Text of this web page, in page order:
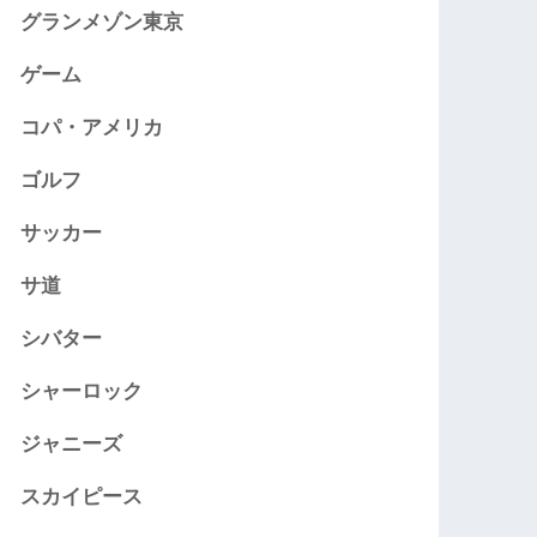
グランメゾン東京
ゲーム
コパ・アメリカ
ゴルフ
サッカー
サ道
シバター
シャーロック
ジャニーズ
スカイピース